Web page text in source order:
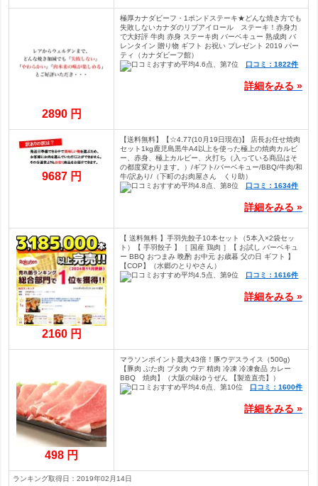
2890 円
極厚カナダビーフ・1ポンドステーキ★どんな焼き方でも
失敗しないカナダのリブアイロール ステーキ！赤身力
で大好評 牛肉 赤身 ステーキ肉 バーベキュー 熟成肉 バ
レンタイン 贈り物 ギフト お祝い プレゼント 2019 パー
ティ（カナダビーフ館）
口コミ：1822件
詳細をみる »
9687 円
【送料無料】【☆4.77(10月19日現在)】 店長お任せ焼肉
セット1kg鹿児島黒牛A4以上を使った極上の焼肉カルビ
ー、赤身、極上カルビー、火打ち（入っている商品はそ
の都度変わります。）/ギフト/バーベキュー/BBQ/牛肉/和
牛/訳あり/（下町のお肉屋さん くり助）
口コミ：1634件
詳細をみる »
2160 円
【 送料無料 】手羽先餃子10本セット（5本入×2袋セッ
ト）【 手羽餃子 】［ 国産 鶏肉 ］【 お試し バーベキュ
ー BBQ おつまみ 晩酌 お中元 お歳暮 父の日 ギフト 】
【COP】（水郷のとりやさん）
口コミ：1616件
詳細をみる »
498 円
マラソンポイント最大43倍！豚ウデスライス（500g)
【豚肉 ぶた肉 ブタ肉 ウデ 精肉 冷凍 冷凍食品 カレー
BBQ 焼肉】（大阪の味ゆうぜん 【製造直売】）
口コミ：1600件
詳細をみる »
ランキング取得日：2019年02月14日